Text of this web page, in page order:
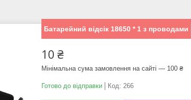
Батарейний відсік 18650 * 1 з проводами
10 ₴
Мінімальна сума замовлення на сайті — 100 ₴
Готово до відправки Код: 266